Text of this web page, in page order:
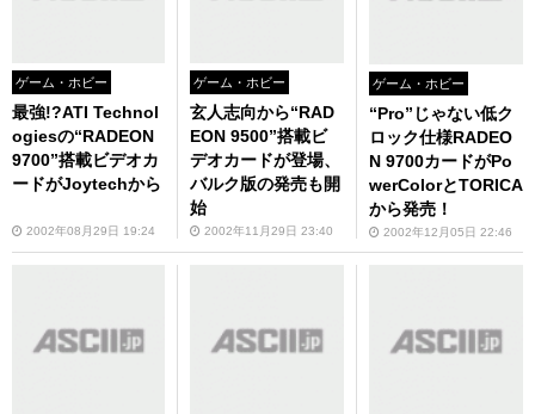
ゲーム・ホビー
最強!?ATI Technol
ogiesの“RADEON
9700”搭載ビデオカ
ードがJoytechから
2002年08月29日 19:24
ゲーム・ホビー
玄人志向から“RAD
EON 9500”搭載ビ
デオカードが登場、
バルク版の発売も開
始
2002年11月29日 23:40
ゲーム・ホビー
“Pro”じゃない低ク
ロック仕様RADEO
N 9700カードがPo
werColorとTORICA
から発売！
2002年12月05日 22:46